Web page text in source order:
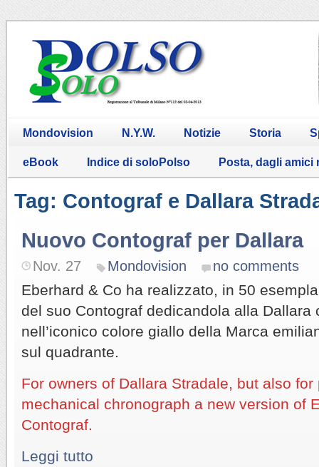
Mondovision N.Y.W. Notizie Storia
eBook Indice di soloPolso Posta, dagli amici
Tag: Contograf e Dallara
Nuovo Contograf per Dallara
Nov. 27 Mondovision no comments
Eberhard & Co ha realizzato, in 50
del suo Contograf dedicandola alla Dallara
nell’iconico colore giallo della Marca
sul quadrante.
For owners of Dallara Stradale, but also
mechanical chronograph a new version of
Contograf.
Leggi tutto